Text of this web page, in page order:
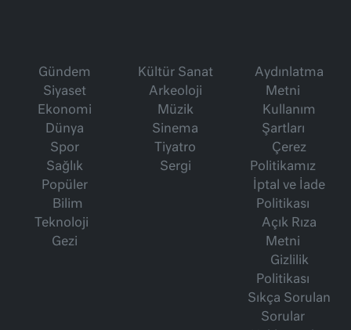
Gündem
Siyaset
Ekonomi
Dünya
Spor
Sağlık
Popüler
Bilim
Teknoloji
Gezi
Kültür Sanat
Arkeoloji
Müzik
Sinema
Tiyatro
Sergi
Aydınlatma
Metni
Kullanım
Şartları
Çerez
Politikamız
İptal ve İade
Politikası
Açık Rıza
Metni
Gizlilik
Politikası
Sıkça Sorulan
Sorular